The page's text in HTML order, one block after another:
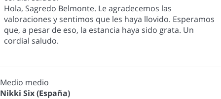
Hola, Sagredo Belmonte. Le agradecemos las
valoraciones y sentimos que les haya llovido. Esperamos
que, a pesar de eso, la estancia haya sido grata. Un
cordial saludo.
Medio medio
Nikki Six (España)